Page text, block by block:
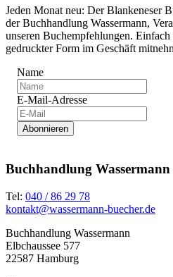
Jeden Monat neu: Der Blankeneser
der Buchhandlung Wassermann,
unseren Buchempfehlungen.
gedruckter Form im Geschäft
Name
E-Mail-Adresse
Abonnieren
Buchhandlung Wassermann
Tel: 040 / 86 29 78
kontakt@wassermann-buecher.de
Buchhandlung Wassermann
Elbchaussee 577
22587 Hamburg